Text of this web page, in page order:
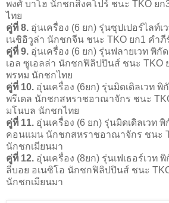
พงศ์ บาโฮ นักชกสิงคโปร์ ชนะ TKO ย
ไทย
คู่ที่ 8. อุ่นเครื่อง (6 ยก) รุ่นซุปเปอร์ไลท์เ
เนชิอิวูล่า นักชกจีน ชนะ TKO ยก1 คำภี
คู่ที่ 9. อุ่นเครื่อง (6 ยก) รุ่นฟลายเวท พิ
เอล ซูเอลล่า นักชกฟิลิปปินส์ ชนะ TKO
พรหม นักชกไทย
คู่ที่ 10. อุ่นเครื่อง (6ยก) รุ่นมิดเดิลเวท
พรีเดล นักชกสหราชอาณาจักร ชนะ
มโนบล นักชกไทย
คู่ที่ 11. อุ่นเครื่อง (6 ยก) รุ่นมิดเดิลเวท
คอนแมน นักชกสหราชอาณาจักร ชนะ
นักชกเมียนมา
คู่ที่ 12. อุ่นเครื่อง (8ยก) รุ่นเฟเธอร์เวท
ลีบอย อเนซิโอ นักชกฟิลิปปินส์ ชนะ
นักชกเมียนมา